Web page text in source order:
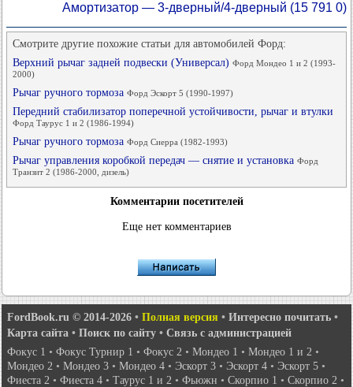
Амортизатор — 3-дверный/4-дверный (15 791 0)
Смотрите другие похожие статьи для автомобилей Форд:
Верхний рычаг задней подвески (Универсал) Форд Мондео 1 и 2 (1993-
2000)
Рычаг ручного тормоза Форд Эскорт 5 (1990-1997)
Передний стабилизатор поперечной устойчивости, рычаг и втулки
Форд Таурус 1 и 2 (1986-1994)
Рычаг ручного тормоза Форд Сиерра (1982-1993)
Рычаг управления коробкой передач — снятие и установка Форд
Транзит 2 (1986-2000, дизель)
Комментарии посетителей
Еще нет комментариев
FordBook.ru © 2014-2026 • Полная версия • Интересно почитать •
Карта сайта • Поиск по сайту • Связь с администрацией
Фокус 1 • Фокус Турнир 1 • Фокус 2 • Мондео 1 • Мондео 1 и 2 •
Мондео 2 • Мондео 3 • Мондео 4 • Эскорт 3 • Эскорт 4 • Эскорт 5 •
Фиеста 2 • Фиеста 4 • Таурус 1 и 2 • Фьюжн • Скорпио 1 • Скорпио 2 •